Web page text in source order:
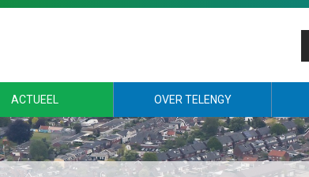
ACTUEEL OVER TELENGY